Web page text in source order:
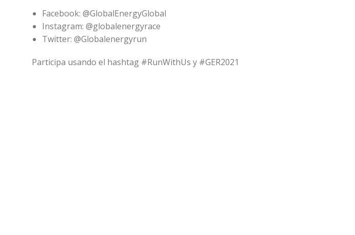
Facebook: @GlobalEnergyGlobal
Instagram: @globalenergyrace
Twitter: @Globalenergyrun
Participa usando el hashtag #RunWithUs y #GER2021